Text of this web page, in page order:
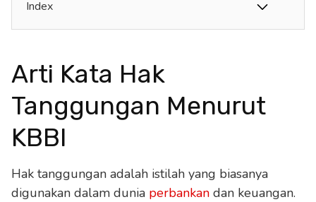
Index
Arti Kata Hak
Tanggungan Menurut
KBBI
Hak tanggungan adalah istilah yang biasanya
digunakan dalam dunia perbankan dan keuangan.